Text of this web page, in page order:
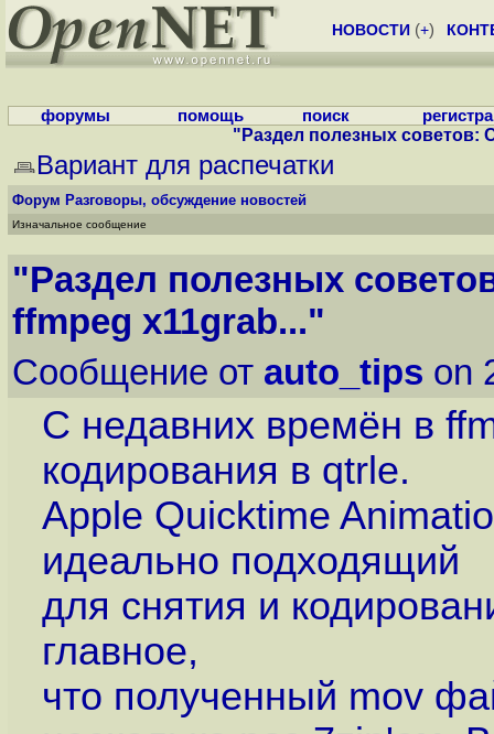
НОВОСТИ (+)
форумы помощь поиск
"Раздел полезных советов:
Вариант для распечатки
Форум Разговоры, обсуждение новостей
Изначальное сообщение
"Раздел полезных
ffmpeg x11grab..."
Сообщение от auto_tips on
С недавних времён в
кодирования в qtrle.
Apple Quicktime
идеально подходящий
для снятия и
главное,
что полученный mov